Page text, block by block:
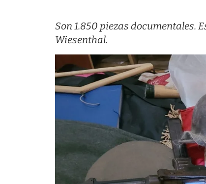
Son 1.850 piezas documentales.
Wiesenthal.